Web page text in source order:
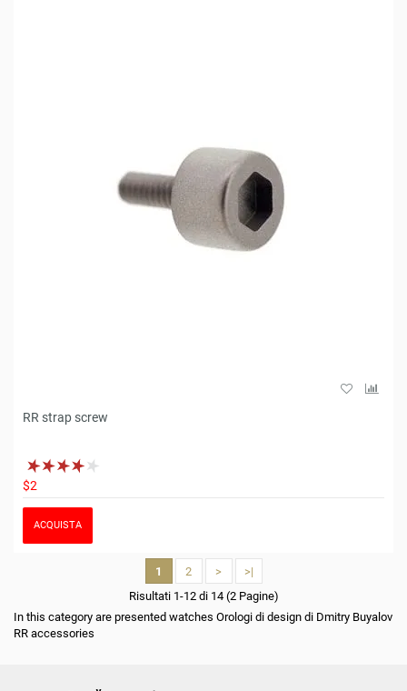
RR strap screw
$2
ACQUISTA
1 2 >
>|
Risultati 1-12 di 14 (2 Pagine)
In this category are presented watches Orologi di design di Dmitry Buyalov
RR accessories